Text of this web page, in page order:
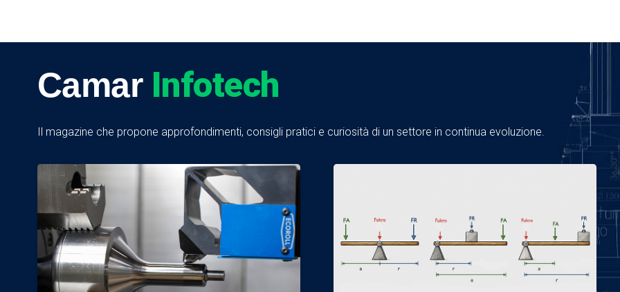
Camar Infotech
Il magazine che propone approfondimenti, consigli pratici e curiosità di un settore in continua evoluzione.